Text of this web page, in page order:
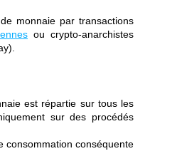
monnaie par transactions
ou crypto-anarchistes
est répartie sur tous les
sur des procédés
consommation conséquente